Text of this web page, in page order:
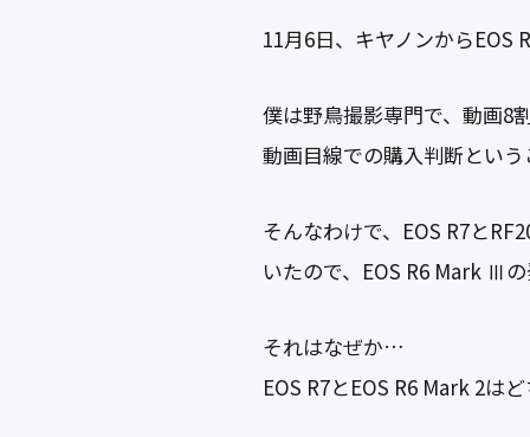
11月6日、キヤノンから
僕は野鳥撮影専門で、動画8
動画目線での購入判断とい
そんなわけで、EOS R7と
いたので、EOS R6 Mark Ⅲ
それはなぜか…
EOS R7とEOS R6 Mark 2は